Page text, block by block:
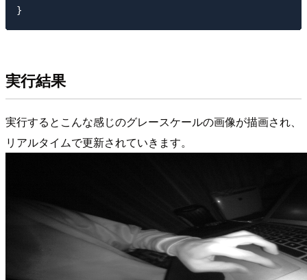
実行結果
実行するとこんな感じのグレースケールの画像が描画され、
リアルタイムで更新されていきます。